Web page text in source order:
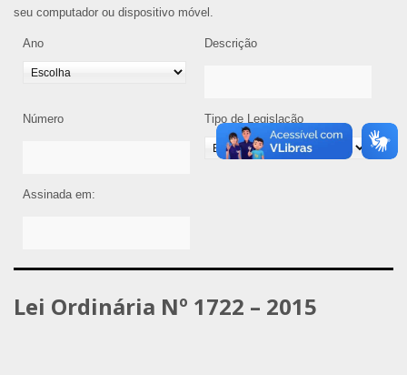
seu computador ou dispositivo móvel.
Ano Descrição
Número Tipo de Legislação
Assinada em:
Lei Ordinária Nº 1722 – 2015